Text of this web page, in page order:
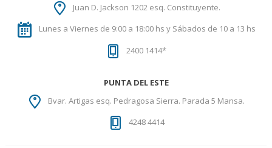
Juan D. Jackson 1202 esq. Constituyente.
Lunes a Viernes de 9:00 a 18:00 hs y Sábados de 10 a 13 hs
2400 1414*
PUNTA DEL ESTE
Bvar. Artigas esq. Pedragosa Sierra. Parada 5 Mansa.
4248 4414